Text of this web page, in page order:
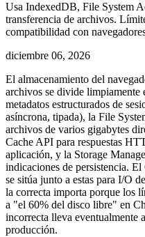
Usa IndexedDB, File System
transferencia de archivos.
compatibilidad con
diciembre 06, 2026
El almacenamiento del
archivos se divide
metadatos estructurados de
asíncrona, tipada), la File
archivos de varios gigabytes
Cache API para respuestas
aplicación, y la Storage
indicaciones de persistencia.
se sitúa junto a estas para I/O
la correcta importa porque los
a "el 60% del disco libre" en
incorrecta lleva eventualmente a
producción.